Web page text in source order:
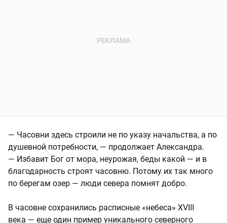
— Часовни здесь строили не по указу начальства, а по
душевной потребности, — продолжает Александра.
— Избавит Бог от мора, неурожая, беды какой — и в
благодарность строят часовню. Потому их так много
по берегам озер — люди севера помнят добро.
В часовне сохранились расписные «небеса» XVIII
века — еще один пример уникального северного